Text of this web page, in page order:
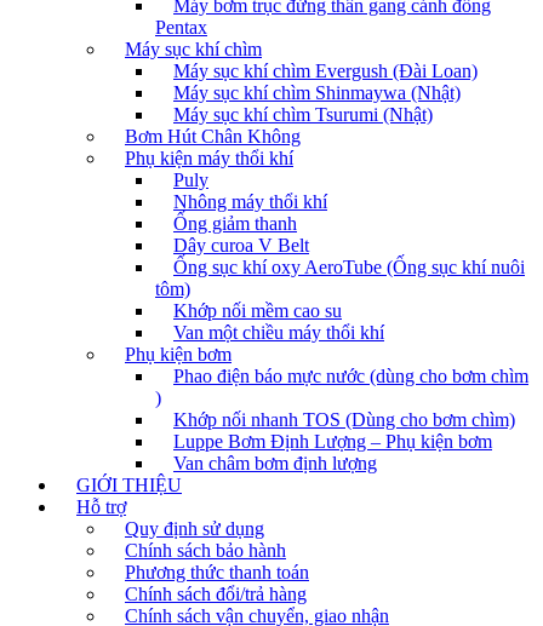
Máy bơm trục đứng thân gang cánh đồng
Pentax
Máy sục khí chìm
Máy sục khí chìm Evergush (Đài Loan)
Máy sục khí chìm Shinmaywa (Nhật)
Máy sục khí chìm Tsurumi (Nhật)
Bơm Hút Chân Không
Phụ kiện máy thổi khí
Puly
Nhông máy thổi khí
Ống giảm thanh
Dây curoa V Belt
Ống sục khí oxy AeroTube (Ống sục khí nuôi
tôm)
Khớp nối mềm cao su
Van một chiều máy thổi khí
Phụ kiện bơm
Phao điện báo mực nước (dùng cho bơm chìm
)
Khớp nối nhanh TOS (Dùng cho bơm chìm)
Luppe Bơm Định Lượng – Phụ kiện bơm
Van châm bơm định lượng
GIỚI THIỆU
Hỗ trợ
Quy định sử dụng
Chính sách bảo hành
Phương thức thanh toán
Chính sách đổi/trả hàng
Chính sách vận chuyển, giao nhận